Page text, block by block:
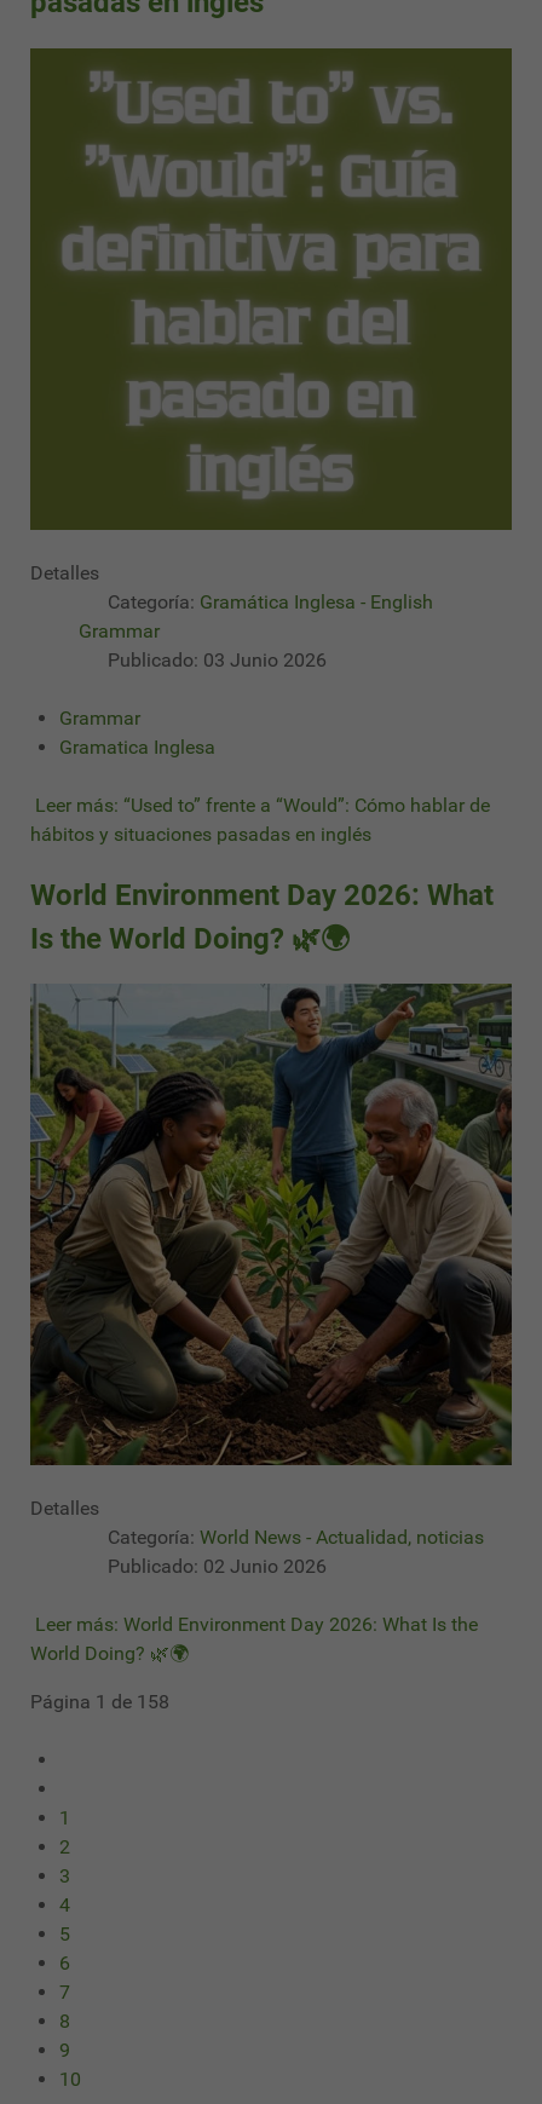
Detalles
Categoría: Gramática Inglesa - English
Grammar
Publicado: 03 Junio 2026
Grammar
Gramatica Inglesa
Leer más: “Used to” frente a “Would”: Cómo hablar de
hábitos y situaciones pasadas en inglés
World Environment Day 2026: What
Is the World Doing? 🌿🌍
Detalles
Categoría: World News - Actualidad, noticias
Publicado: 02 Junio 2026
Leer más: World Environment Day 2026: What Is the
World Doing? 🌿🌍
Página 1 de 158
1
2
3
4
5
6
7
8
9
10